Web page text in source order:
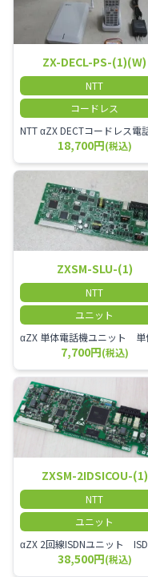
ZX-DECL-PS-(1)(W)
NTT
コードレス
18,700円(税込)
ZXSM-SLU-(1)
NTT
ユニット
7,700円(税込)
ZXSM-2IDSICOU-(1)
NTT
ユニット
38,500円(税込)